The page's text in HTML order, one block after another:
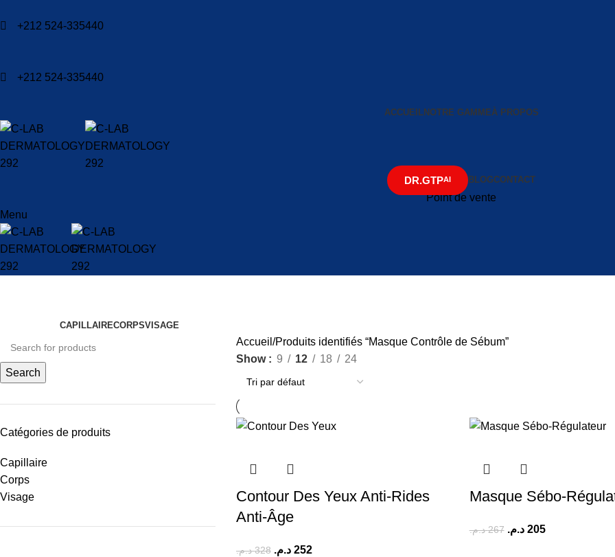
+212 524-335440
+212 524-335440
ACCUEILNOTRE GAMMEÀ PROPOS
DR.GTPAI BLOGCONTACT
Point de vente
Menu
CAPILLAIRECORPSVISAGE
Search
Catégories de produits
Capillaire
Corps
Visage
Accueil Produits identifiés “Masque Contrôle de Sébum”
Show
9 12 18 24
Contour Des Yeux Anti-Rides
Anti-Âge
328 د.م. 252 د.م.
Masque Sébo-
267 د.م. 205 د.م.